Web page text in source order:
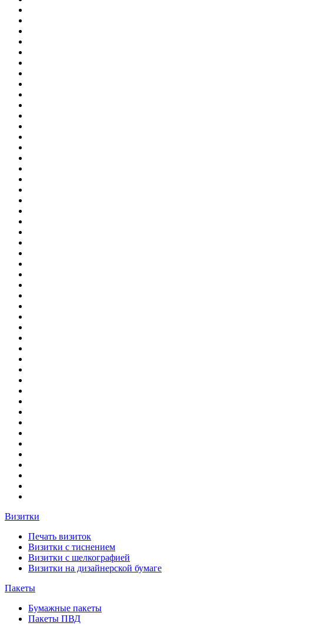
Визитки
Печать визиток
Визитки с тиснением
Визитки с шелкографией
Визитки на дизайнерской бумаге
Пакеты
Бумажные пакеты
Пакеты ПВД